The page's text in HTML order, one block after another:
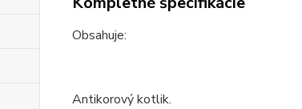
Obsahuje:
Antikorový kotlik.